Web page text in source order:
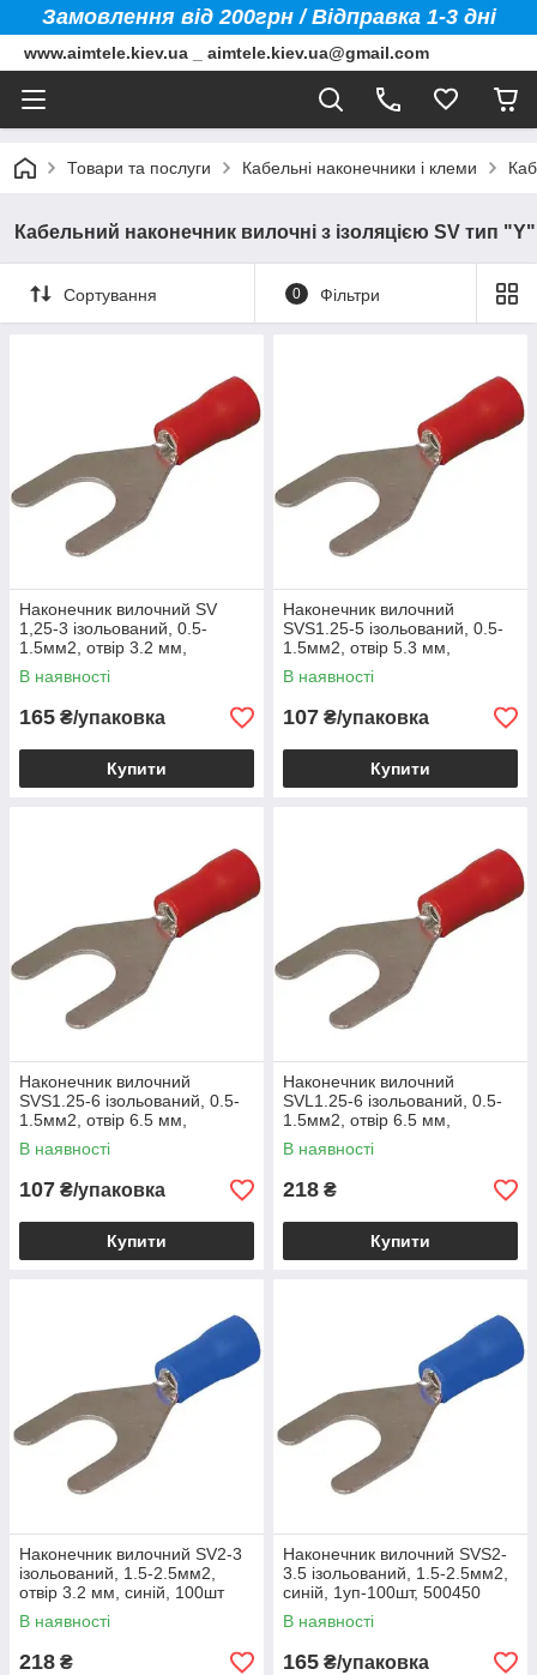
Замовлення від 200грн / Відправка 1-3 дні
www.aimtele.kiev.ua _ aimtele.kiev.ua@gmail.com
Товари та послуги Кабельні наконечники і клеми
Кабельний наконечник вилочні з ізоляцією SV тип "Y"
Сортування 0 Фільтри
Наконечник вилочний SV
1,25-3 ізольований, 0.5-
1.5мм2, отвір 3.2 мм,
червоний, 100шт
В наявності
165 ₴/упаковка
Купити
Наконечник вилочний
SVS1.25-5 ізольований, 0.5-
1.5мм2, отвір 5.3 мм,
червоний, 100шт
В наявності
107 ₴/упаковка
Купити
Наконечник вилочний
SVS1.25-6 ізольований, 0.5-
1.5мм2, отвір 6.5 мм,
червоний, 100шт
В наявності
107 ₴/упаковка
Купити
Наконечник вилочний
SVL1.25-6 ізольований, 0.5-
1.5мм2, отвір 6.5 мм,
червоний, 100шт
В наявності
218 ₴
Купити
Наконечник вилочний SV2-3
ізольований, 1.5-2.5мм2,
отвір 3.2 мм, синій, 100шт
В наявності
218 ₴
Наконечник вилочний SVS2-
3.5 ізольований, 1.5-2.5мм2,
синій, 1уп-100шт, 500450
В наявності
165 ₴/упаковка